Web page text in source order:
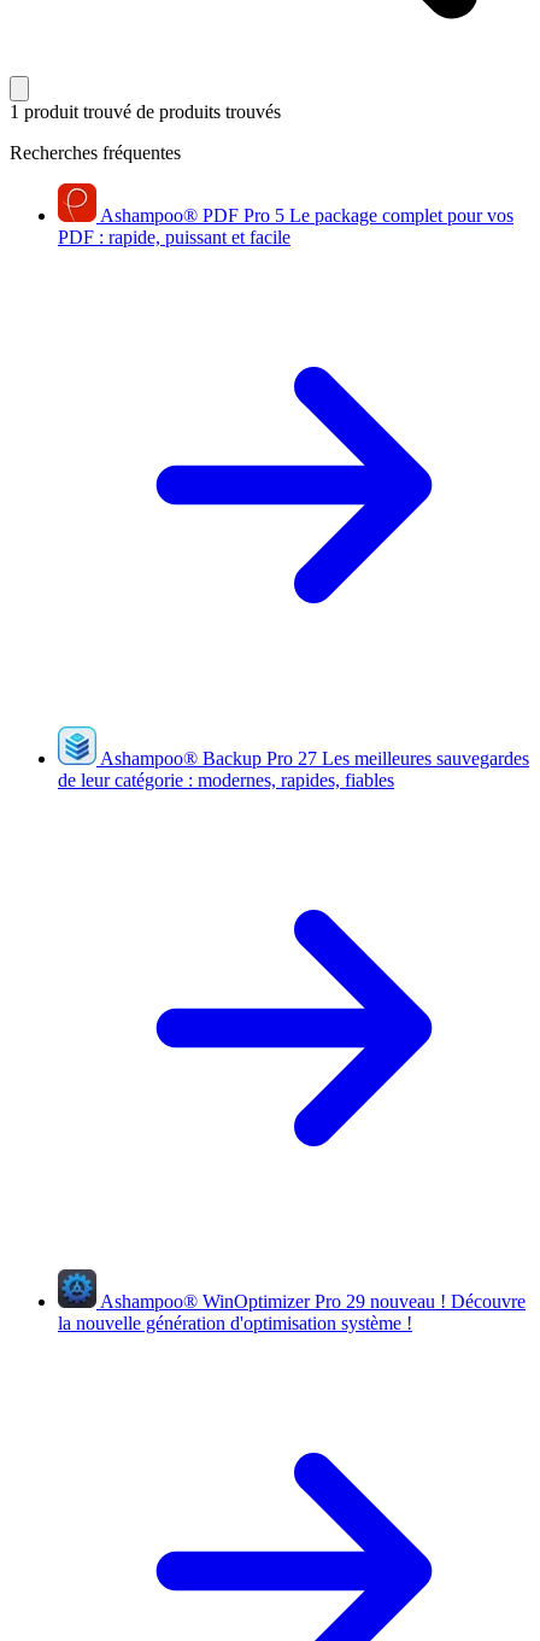
1 produit trouvé de produits trouvés
Recherches fréquentes
Ashampoo® PDF Pro 5 Le package complet pour vos
PDF : rapide, puissant et facile
Ashampoo® Backup Pro 27 Les meilleures sauvegardes
de leur catégorie : modernes, rapides, fiables
Ashampoo® WinOptimizer Pro 29 nouveau ! Découvre
la nouvelle génération d'optimisation système !